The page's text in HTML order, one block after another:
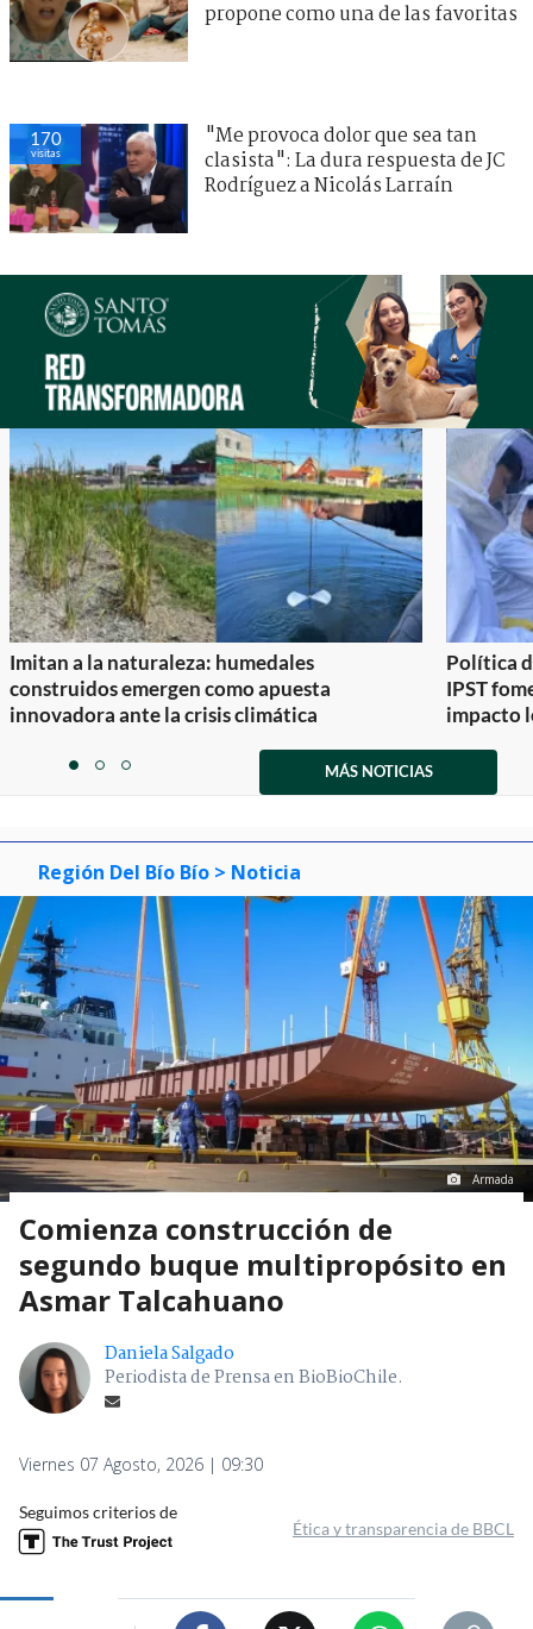
propone como una de las favoritas
170
visitas
"Me provoca dolor que sea tan
clasista": La dura respuesta de JC
Rodríguez a Nicolás Larraín
Imitan a la naturaleza: humedales
construidos emergen como apuesta
innovadora ante la crisis climática
Política
IPST
impacto
itemitemitem
MÁS NOTICIAS
Región Del Bío Bío > Noticia
Armada
Comienza construcción de
segundo buque multipropósito en
Asmar Talcahuano
Daniela Salgado
Periodista de Prensa en BioBioChile.
Viernes 07 Agosto, 2026 | 09:30
Seguimos criterios de
Ética y transparencia de BBCL